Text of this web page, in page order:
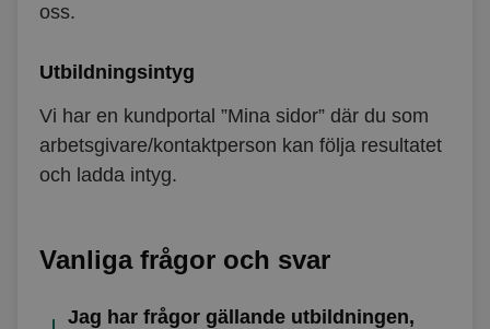
oss.
Utbildningsintyg
Vi har en kundportal ”Mina sidor” där du som
arbetsgivare/kontaktperson kan följa resultatet
och ladda intyg.
Vanliga frågor och svar
Jag har frågor gällande utbildningen,